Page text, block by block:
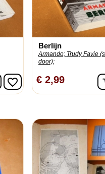
In winkelwagen
favorite_border
Berlijn
Armando; Trudy Favie
door);
€ 2,99